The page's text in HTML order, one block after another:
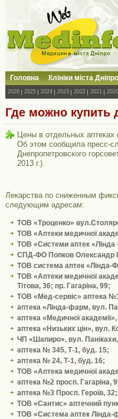
Головна Клініки міста Дніпро
2026 2025 2024 2023 2022 2021 2020
Где можно купить
Цены в отдельных аптеках
Об этом сообщила пресс-
Днепропетровского
2013 г.).
Лекарства по сниженным
следующим адресам:
ТОВ «Троценко»
ТОВ «Аптеки медичної
ТОВ «Системи аптек
СПД-ФО Попков Олександр
ТОВ система аптек «Лінда-
ТОВ «Аптеки медичної
Тітова, 36; пр. Гагаріна, 99;
ТОВ «Мед-сервіс» аптека
аптека «Лінда-фарм, вул.
аптека «Медичної
аптека «Низьких цін», вул.
ЧП «Шапиро», вул.
аптека № 345, Т-1, буд. 15;
аптека № 24, Т-1, буд. 16;
ТОВ «Аптека медичної
аптека №2 просп. Гагаріна,
аптека №3 Просп. Героїв, 32;
ТОВ «Сантис» аптечний
ТОВ «Система аптек